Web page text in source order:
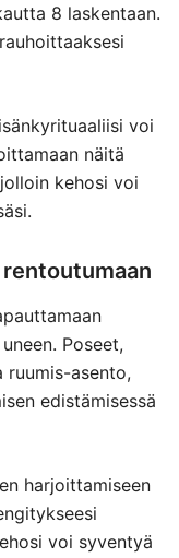
8 laskentaan.
voi
näitä
kehosi voi
Poseet,
ruumis-asento,
edistämisessä
harjoittamiseen
voi syventyä